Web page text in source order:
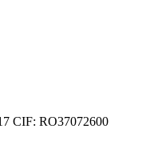
CIF: RO37072600